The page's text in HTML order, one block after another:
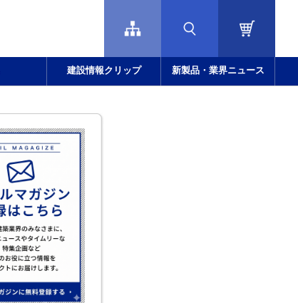
建設情報クリップ 新製品・業界ニュース